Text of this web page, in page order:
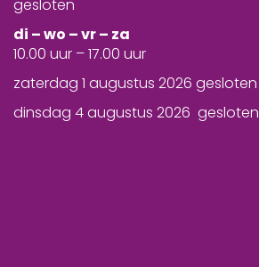
gesloten
di – wo – vr – za
10.00 uur – 17.00 uur
zaterdag 1 augustus 2026 gesloten
dinsdag 4 augustus 2026 gesloten